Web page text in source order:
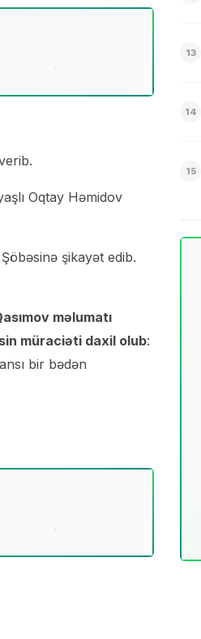
Oqtay Həmidov
şikayət edib.
məlumatı
müraciəti daxil olub:
bir bədən
13
14
15